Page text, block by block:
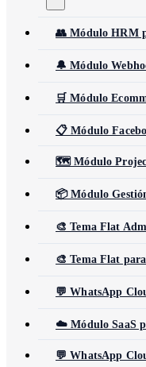
👥 Módulo HRM
🔔 Módulo
🛒 Módulo
📋 Módulo
🗺️ Módulo
📦 Módulo
🎨 Tema Flat
🎨 Tema Flat
💬 WhatsApp
☁️ Módulo SaaS
💬 WhatsApp